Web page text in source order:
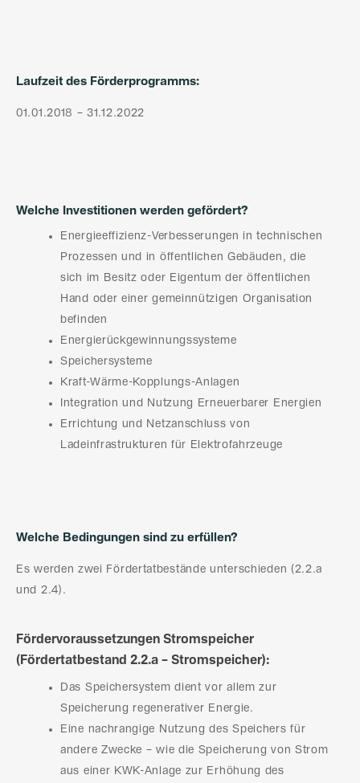
Laufzeit des Förderprogramms:
01.01.2018 – 31.12.2022
Welche Investitionen werden gefördert?
Energieeffizienz-Verbesserungen in technischen
Prozessen und in öffentlichen Gebäuden, die
sich im Besitz oder Eigentum der öffentlichen
Hand oder einer gemeinnützigen Organisation
befinden
Energierückgewinnungssysteme
Speichersysteme
Kraft-Wärme-Kopplungs-Anlagen
Integration und Nutzung Erneuerbarer Energien
Errichtung und Netzanschluss von
Ladeinfrastrukturen für Elektrofahrzeuge
Welche Bedingungen sind zu erfüllen?
Es werden zwei Fördertatbestände unterschieden (2.2.a
und 2.4).
Fördervoraussetzungen Stromspeicher
(Fördertatbestand 2.2.a – Stromspeicher):
Das Speichersystem dient vor allem zur
Speicherung regenerativer Energie.
Eine nachrangige Nutzung des Speichers für
andere Zwecke – wie die Speicherung von Strom
aus einer KWK-Anlage zur Erhöhung des